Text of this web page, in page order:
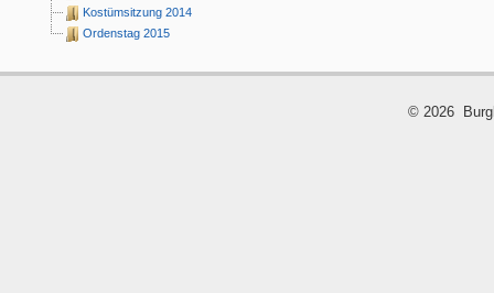
Kostümsitzung 2014
Ordenstag 2015
© 2026